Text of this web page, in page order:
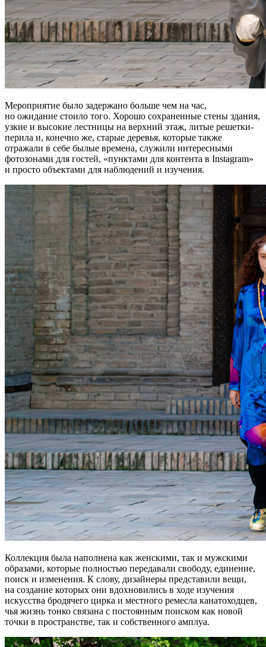
Мероприятие было задержано больше чем на час,
но ожидание стоило того. Хорошо сохраненные стены здания,
узкие и высокие лестницы на верхний этаж, литые решетки-
перила и, конечно же, старые деревья, которые также
отражали в себе былые времена, служили интересными
фотозонами для гостей, «пунктами для контента в Instagram»
и просто объектами для наблюдений и изучения.
Коллекция была наполнена как женскими, так и мужскими
образами, которые полностью передавали свободу, единение,
поиск и изменения. К слову, дизайнеры представили вещи,
на создание которых они вдохновились в ходе изучения
искусства бродячего цирка и местного ремесла канатоходцев,
чья жизнь тонко связана с постоянным поиском как новой
точки в пространстве, так и собственного амплуа.